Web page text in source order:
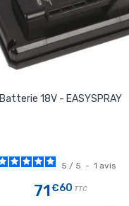
Batterie 18V - EASYSPRAY
5 / 5 - 1 avis
71€60 TTC